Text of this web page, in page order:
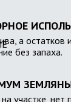
а остатков
без запаха.
участке, нет